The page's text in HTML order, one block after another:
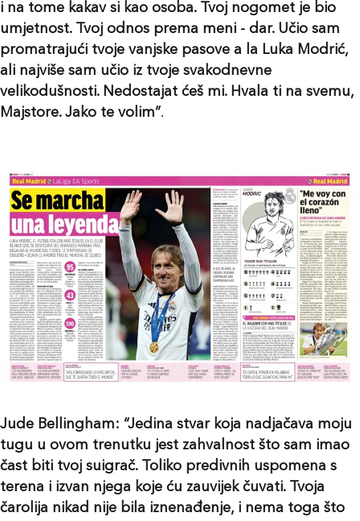
i na tome kakav si kao osoba. Tvoj nogomet je bio
umjetnost. Tvoj odnos prema meni - dar. Učio sam
promatrajući tvoje vanjske pasove a la Luka Modrić,
ali najviše sam učio iz tvoje svakodnevne
velikodušnosti. Nedostajat ćeš mi. Hvala ti na svemu,
Majstore. Jako te volim”.
Jude Bellingham: “Jedina stvar koja nadjačava moju
tugu u ovom trenutku jest zahvalnost što sam imao
čast biti tvoj suigrač. Toliko predivnih uspomena s
terena i izvan njega koje ću zauvijek čuvati. Tvoja
čarolija nikad nije bila iznenađenje, i nema toga što